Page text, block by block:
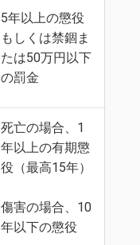
5年以上の懲役
もしくは禁錮ま
たは50万円以下
の罰金
死亡の場合、1
年以上の有期懲
役（最高15年）
傷害の場合、10
年以下の懲役